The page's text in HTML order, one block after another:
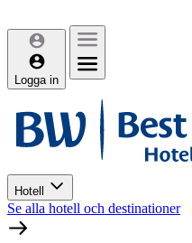
Logga in
Hotell
Se alla hotell och destinationer